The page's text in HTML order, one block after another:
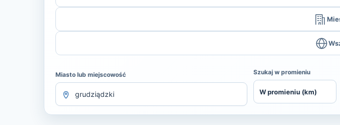
Miasto lub miejscowość Szukaj w promieniu